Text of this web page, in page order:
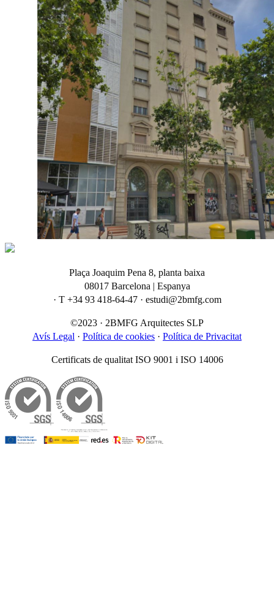
Plaça Joaquim Pena 8, planta baixa
08017 Barcelona | Espanya
· T +34 93 418-64-47 · estudi@2bmfg.com
©2023 · 2BMFG Arquitectes SLP
Avís Legal · Política de cookies · Política de Privacitat
Certificats de qualitat ISO 9001 i ISO 14006